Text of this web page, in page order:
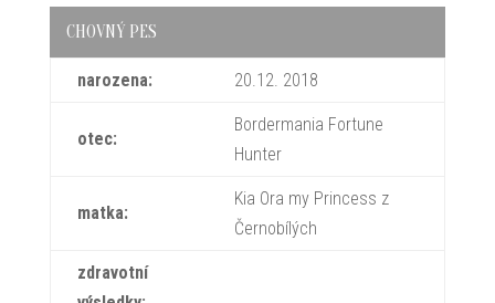
CHOVNÝ PES
narozena: 20.12. 2018
otec:
Bordermania Fortune
Hunter
matka:
Kia Ora my Princess z
Černobílých
zdravotní